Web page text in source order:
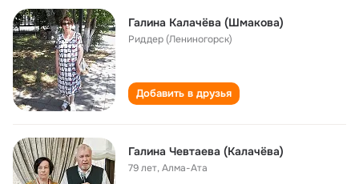
Галина Калачёва (Шмакова)
Риддер (Лениногорск)
Добавить в друзья
Галина Чевтаева (Калачёва)
79 лет,Алма-Ата